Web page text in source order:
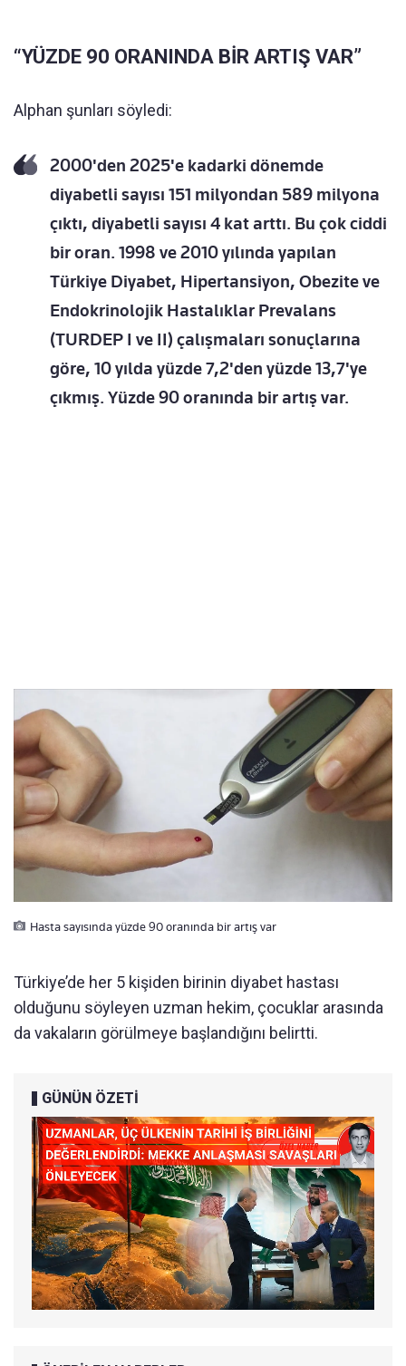
“YÜZDE 90 ORANINDA BİR ARTIŞ VAR”
Alphan şunları söyledi:
2000'den 2025'e kadarki dönemde
diyabetli sayısı 151 milyondan 589 milyona
çıktı, diyabetli sayısı 4 kat arttı. Bu çok ciddi
bir oran. 1998 ve 2010 yılında yapılan
Türkiye Diyabet, Hipertansiyon, Obezite ve
Endokrinolojik Hastalıklar Prevalans
(TURDEP I ve II) çalışmaları sonuçlarına
göre, 10 yılda yüzde 7,2'den yüzde 13,7'ye
çıkmış. Yüzde 90 oranında bir artış var.
Hasta sayısında yüzde 90 oranında bir artış var
Türkiye’de her 5 kişiden birinin diyabet hastası
olduğunu söyleyen uzman hekim, çocuklar arasında
da vakaların görülmeye başlandığını belirtti.
GÜNÜN ÖZETİ